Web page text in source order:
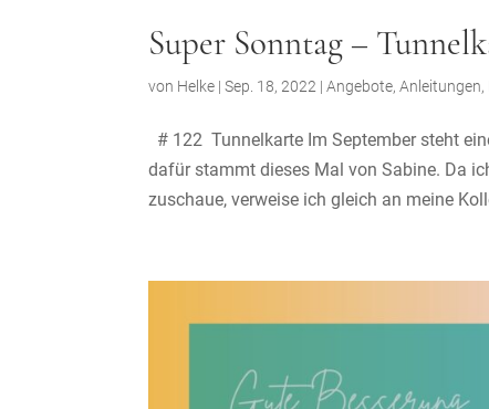
Super Sonntag –
von Helke |Sep. 18, 2022 |Angebote,Anleitungen,
# 122 Tunnelkarte Im September steht
dafür stammt dieses Mal von Sabine. Da
zuschaue, verweise ich gleich an meine